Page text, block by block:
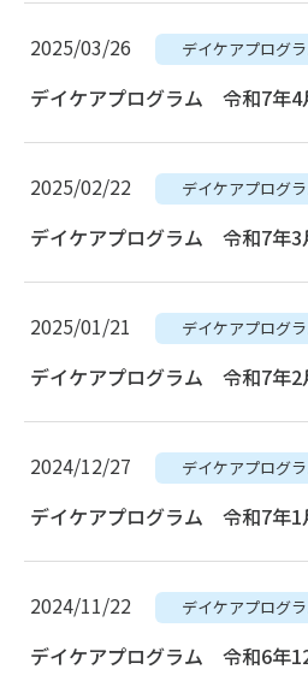
2025/03/26 デイケアプログ
デイケアプログラム 令和7年4
2025/02/22 デイケアプログ
デイケアプログラム 令和7年3
2025/01/21 デイケアプログ
デイケアプログラム 令和7年2
2024/12/27 デイケアプログ
デイケアプログラム 令和7年1
2024/11/22 デイケアプログ
デイケアプログラム 令和6年